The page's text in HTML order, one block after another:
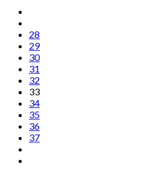
28
29
30
31
32
33
34
35
36
37